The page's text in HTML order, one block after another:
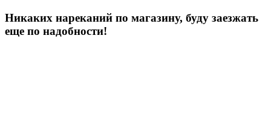
Никаких нареканий по магазину, буду заезжать
еще по надобности!